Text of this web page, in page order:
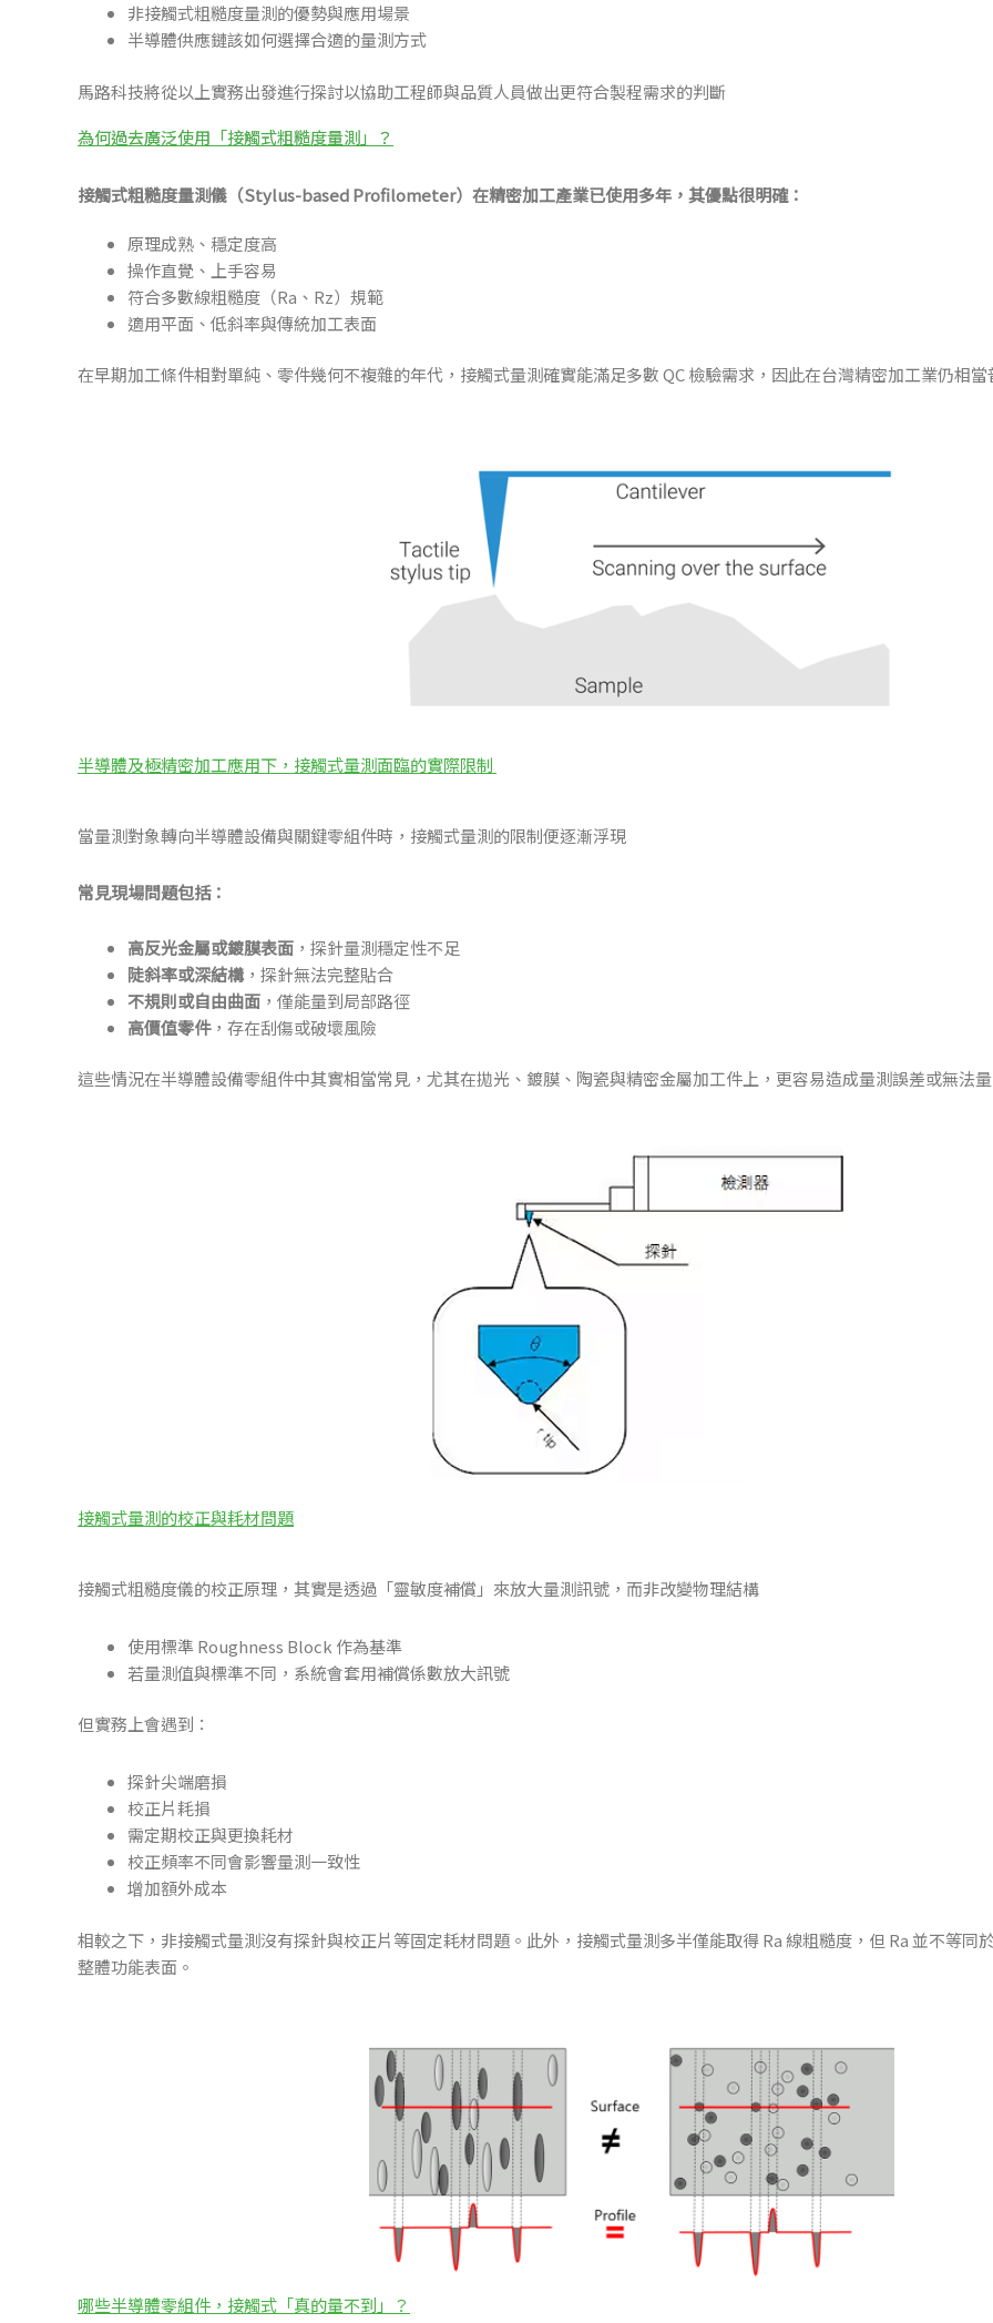
非接觸式粗糙度量測的優勢與應用場景
半導體供應鏈該如何選擇合適的量測方式
馬路科技將從以上實務出發進行探討以協助工程師與品質人員做出更符合製程需求的判斷
為何過去廣泛使用「接觸式粗糙度量測」？
接觸式粗糙度量測儀（Stylus-based Profilometer）在精密加工產業已使用多年，其優點很明確：
原理成熟、穩定度高
操作直覺、上手容易
符合多數線粗糙度（Ra、Rz）規範
適用平面、低斜率與傳統加工表面
在早期加工條件相對單純、零件幾何不複雜的年代，接觸式量測確實能滿足多數 QC 檢驗需求，因此在台灣精密加工業仍相當
半導體及極精密加工應用下，接觸式量測面臨的實際限制
當量測對象轉向半導體設備與關鍵零組件時，接觸式量測的限制便逐漸浮現
常見現場問題包括：
高反光金屬或鍍膜表面 ，探針量測穩定性不足
陡斜率或深結構，探針無法完整貼合
不規則或自由曲面 ，僅能量到局部路徑
高價值零件，存在刮傷或破壞風險
這些情況在半導體設備零組件中其實相當常見，尤其在拋光、鍍膜、陶瓷與精密金屬加工件上，更容易造成量測誤差或無法
接觸式量測的校正與耗材問題
接觸式粗糙度儀的校正原理，其實是透過「靈敏度補償」來放大量測訊號，而非改變物理結構
使用標準 Roughness Block 作為基準
若量測值與標準不同，系統會套用補償係數放大訊號
但實務上會遇到：
探針尖端磨損
校正片耗損
需定期校正與更換耗材
校正頻率不同會影響量測一致性
增加額外成本
相較之下，非接觸式量測沒有探針與校正片等固定耗材問題。此外，接觸式量測多半僅能取得 Ra 線粗糙度，但 Ra 並不等同
整體功能表面。
哪些半導體零組件，接觸式「真的量不到」？